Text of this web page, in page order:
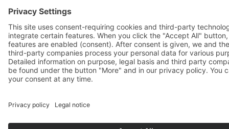
This site uses consent-requiring cookies and third-party
integrate certain features. When you click the "Accept All"
features are enabled (consent). After consent is given, we and
involved third-party companies process your personal data for
companies can be found under the button "More" and in our